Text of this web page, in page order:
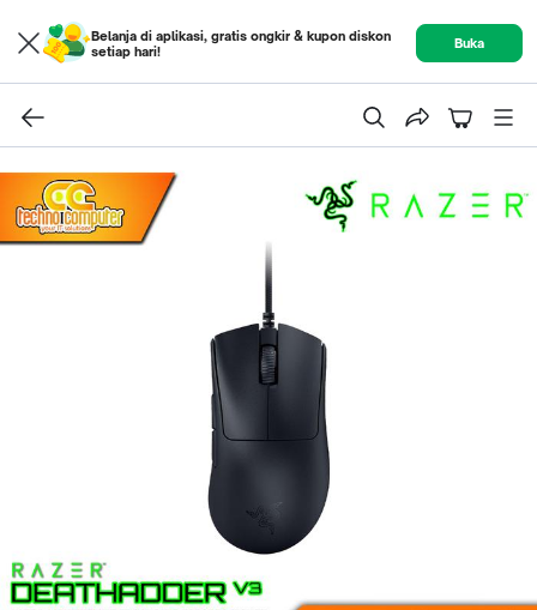
Belanja di aplikasi, gratis ongkir & kupon diskon
setiap hari!
Buka